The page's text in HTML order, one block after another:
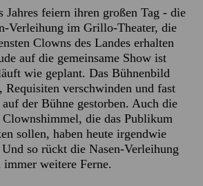
Jahres feiern ihren großen Tag - die
Verleihung im Grillo-Theater, die
Clowns des Landes erhalten
auf die gemeinsame Show ist
wie geplant. Das Bühnenbild
Requisiten verschwinden und fast
der Bühne gestorben. Auch die
Clownshimmel, die das Publikum
sollen, haben heute irgendwie
so rückt die Nasen-Verleihung
weitere Ferne.